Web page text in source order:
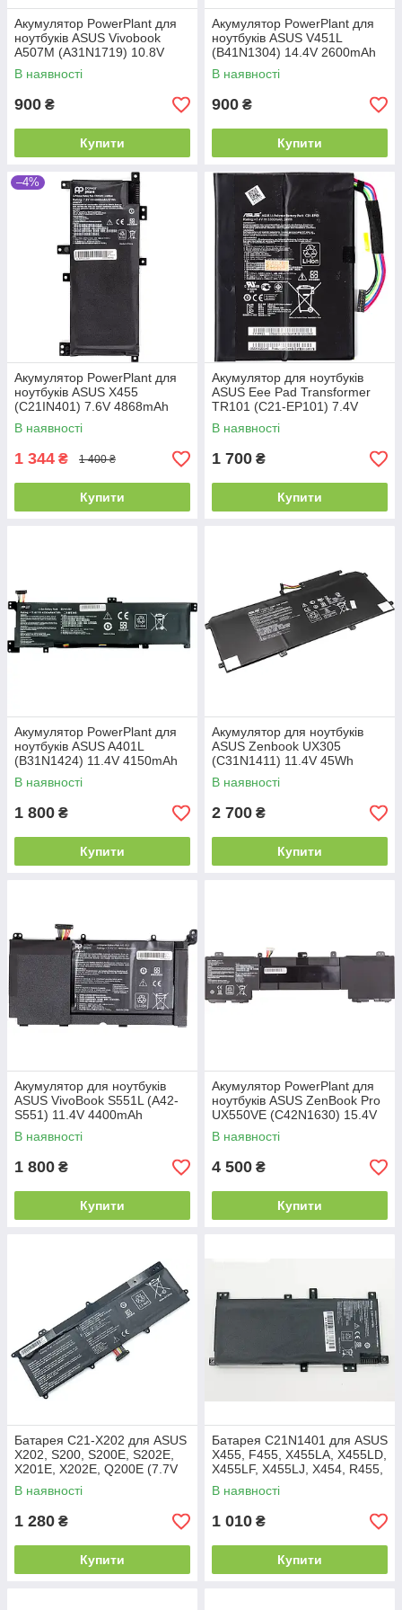
Акумулятор PowerPlant для
ноутбуків ASUS Vivobook
A507M (A31N1719) 10.8V
2200mAh
В наявності
900 ₴
Купити
Акумулятор PowerPlant для
ноутбуків ASUS V451L
(B41N1304) 14.4V 2600mAh
В наявності
900 ₴
Купити
–4%
Акумулятор PowerPlant для
ноутбуків ASUS X455
(C21IN401) 7.6V 4868mAh
В наявності
1 344 ₴ 1 400 ₴
Купити
Акумулятор для ноутбуків
ASUS Eee Pad Transformer
TR101 (C21-EP101) 7.4V
3300mAh (original)
В наявності
1 700 ₴
Купити
Акумулятор PowerPlant для
ноутбуків ASUS A401L
(B31N1424) 11.4V 4150mAh
В наявності
1 800 ₴
Купити
Акумулятор для ноутбуків
ASUS Zenbook UX305
(C31N1411) 11.4V 45Wh
(original)
В наявності
2 700 ₴
Купити
Акумулятор для ноутбуків
ASUS VivoBook S551L (A42-
S551) 11.4V 4400mAh
(original)
В наявності
1 800 ₴
Купити
Акумулятор PowerPlant для
ноутбуків ASUS ZenBook Pro
UX550VE (C42N1630) 15.4V
73Wh
В наявності
4 500 ₴
Купити
Батарея C21-X202 для ASUS
X202, S200, S200E, S202E,
X201E, X202E, Q200E (7.7V
4000mAh 30Wh)
В наявності
1 280 ₴
Купити
Батарея C21N1401 для ASUS
X455, F455, X455LA, X455LD,
X455LF, X455LJ, X454, R455,
Y483, W419, K455l (7.6V
37Wh)
В наявності
1 010 ₴
Купити